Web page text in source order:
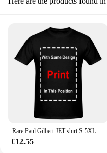
Rare Paul Gilbert JET-shirt S-5XL unisexe à manches courtes 1CMsuspec
€12.55